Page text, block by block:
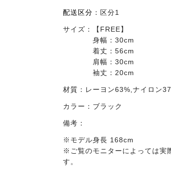
配送区分 ： 区分1
サイズ：
【FREE】
身幅：30cm
着丈：56cm
肩幅：30cm
袖丈：20cm
材質： レーヨン63%,ナイロン
カラー： ブラック
備考：
※モデル身長 168cm
※ご覧のモニターによっては実
す。